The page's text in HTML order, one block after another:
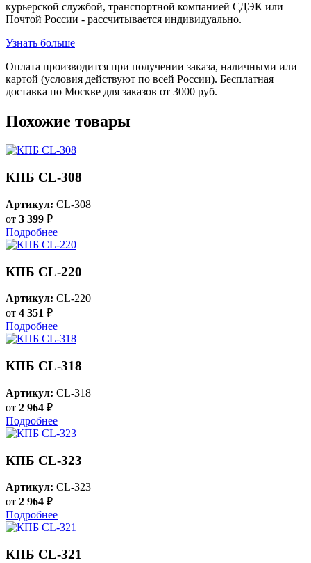
курьерской службой, транспортной компанией СДЭК или
Почтой России - рассчитывается индивидуально.
Узнать больше
Оплата производится при получении заказа, наличными или
картой (условия действуют по всей России). Бесплатная
доставка по Москве для заказов от 3000 руб.
Похожие товары
КПБ CL-308
Артикул: CL-308
от 3 399 ₽
Подробнее
КПБ CL-220
Артикул: CL-220
от 4 351 ₽
Подробнее
КПБ CL-318
Артикул: CL-318
от 2 964 ₽
Подробнее
КПБ CL-323
Артикул: CL-323
от 2 964 ₽
Подробнее
КПБ CL-321